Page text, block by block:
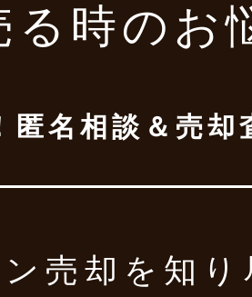
る時の お
匿名相談＆売却
売却を 知り